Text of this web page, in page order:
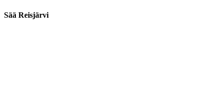
Sää Reisjärvi